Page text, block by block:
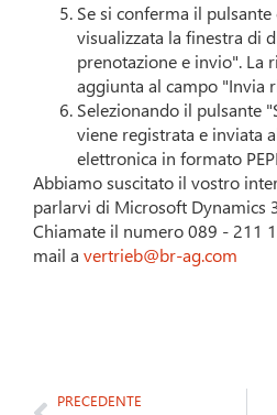
Se si conferma il pulsante
visualizzata la finestra di
prenotazione e invio". La
aggiunta al campo "Invia
Selezionando il pulsante
viene registrata e inviata
elettronica in formato
Abbiamo suscitato il vostro
parlarvi di Microsoft Dynamics
Chiamate il numero 089 - 211
mail avertrieb@br-ag.com
PRECEDENTE